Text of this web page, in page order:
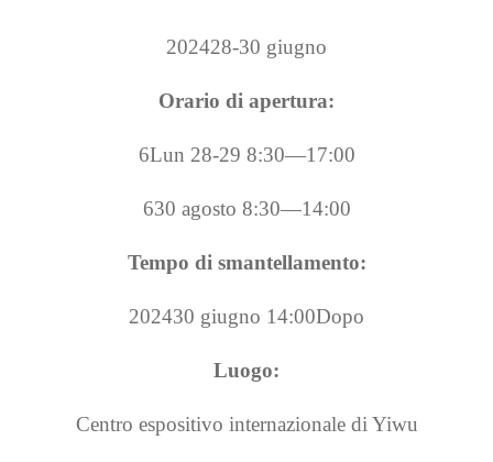
202428-30 giugno
Orario di apertura:
6Lun 28-29 8:30—17:00
630 agosto 8:30—14:00
Tempo di smantellamento:
202430 giugno 14:00Dopo
Luogo:
Centro espositivo internazionale di Yiwu